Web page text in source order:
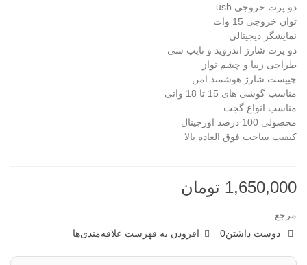
دو پرت خروجی usb
توان خروجی 15 وات
نمایشگر دیجیتالی
دو پرت شارز اندروید و تایپ سی
طراحی زیبا و چشم نواز
چیپست شارژ هوشمند امن
مناسب گوشی های 15 تا 18 واتی
مناسب انواع گجت
محصولی 100 درصد اورجینال
کیفیت ساخت فوق العاده بالا
1,650,000 تومان
مرجع:
دوست داشتن0 افزودن به فهرست علاقه‌مندی‌ها